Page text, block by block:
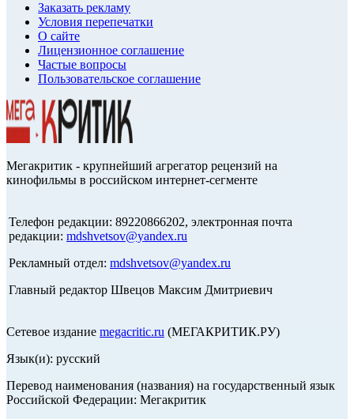
Заказать рекламу
Условия перепечатки
О сайте
Лицензионное соглашение
Частые вопросы
Пользовательское соглашение
Мегакритик - крупнейший агрегатор рецензий на
кинофильмы в российском интернет-сегменте
Телефон редакции: 89220866202, электронная почта
редакции: mdshvetsov@yandex.ru
Рекламный отдел: mdshvetsov@yandex.ru
Главный редактор Швецов Максим Дмитриевич
Сетевое издание megacritic.ru (МЕГАКРИТИК.РУ)
Язык(и): русский
Перевод наименования (названия) на государственный язык
Российской Федерации: Мегакритик